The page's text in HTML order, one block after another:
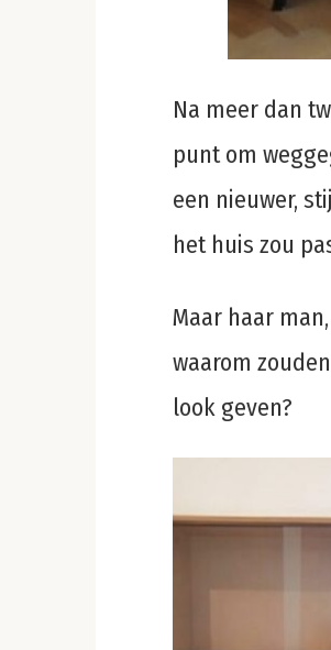
Na meer dan
punt om
een nieuwer,
het huis zou
Maar haar
waarom
look geven?